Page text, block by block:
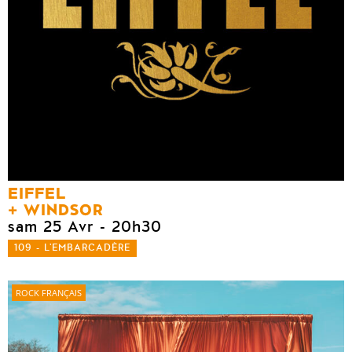
EIFFEL
WINDSOR
sam 25 Avr - 20h30
109 - L'EMBARCADÈRE
ROCK FRANÇAIS